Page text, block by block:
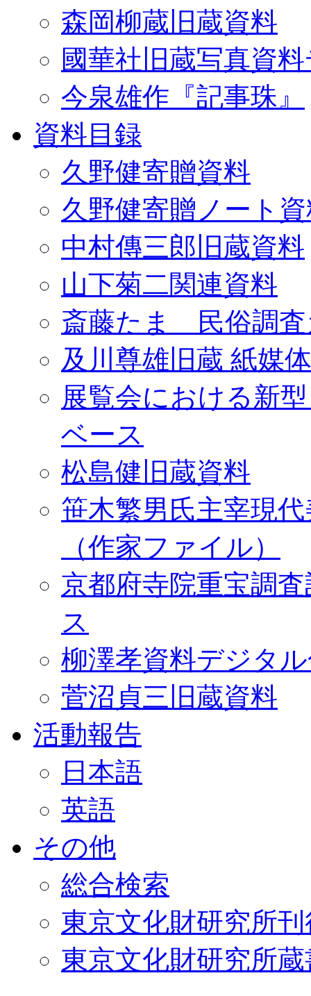
森岡柳蔵旧蔵資料
國華社旧蔵写真資
今泉雄作『記事珠』
資料目録
久野健寄贈資料
久野健寄贈ノート
中村傳三郎旧蔵資料
山下菊二関連資料
斎藤たま 民俗調査
及川尊雄旧蔵 紙媒
展覧会における新
ベース
松島健旧蔵資料
笹木繁男氏主宰現
（作家ファイル）
京都府寺院重宝調
ス
柳澤孝資料デジタ
菅沼貞三旧蔵資料
活動報告
日本語
英語
その他
総合検索
東京文化財研究所
東京文化財研究所